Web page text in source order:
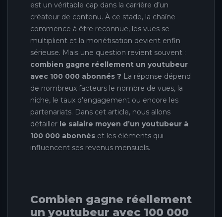
est un véritable cap dans la carrière d’un
créateur de contenu. À ce stade, la chaîne
commence à être reconnue, les vues se
multiplient et la monétisation devient enfin
sérieuse. Mais une question revient souvent :
combien gagne réellement un youtubeur
avec 100 000 abonnés ? La réponse dépend
de nombreux facteurs le nombre de vues, la
niche, le taux d’engagement ou encore les
partenariats. Dans cet article, nous allons
détailler le salaire moyen d’un youtubeur à
100 000 abonnés et les éléments qui
influencent ses revenus mensuels.
Combien gagne réellement
un youtubeur avec 100 000